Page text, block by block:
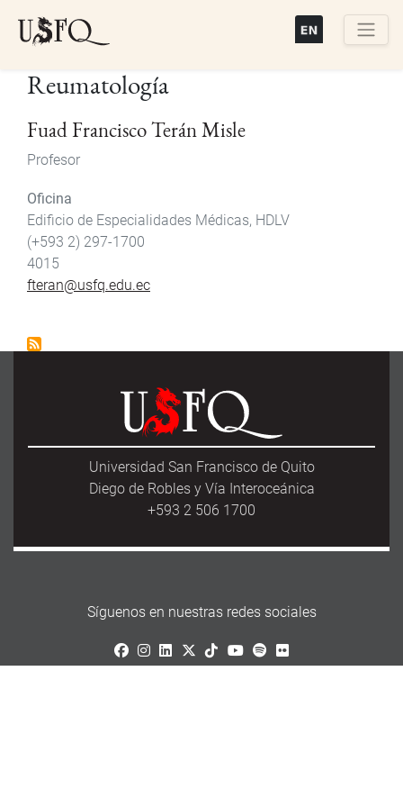
Reumatología
Fuad Francisco Terán Misle
Profesor
Oficina
Edificio de Especialidades Médicas, HDLV
(+593 2) 297-1700
4015
fteran@usfq.edu.ec
Universidad San Francisco de Quito
Diego de Robles y Vía Interoceánica
+593 2 506 1700
Síguenos en nuestras redes sociales